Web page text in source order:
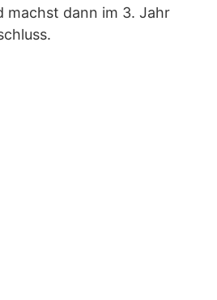
machst dann im 3. Jahr